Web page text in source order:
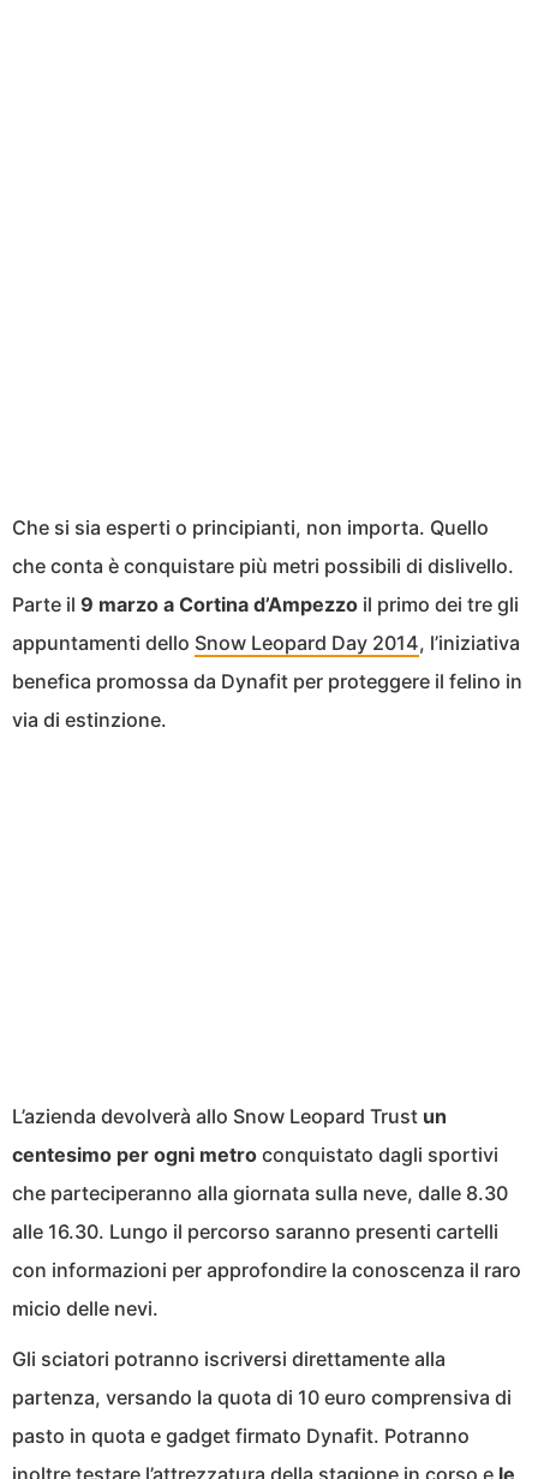
Che si sia esperti o principianti, non importa. Quello
che conta è conquistare più metri possibili di dislivello.
Parte il 9 marzo a Cortina d’Ampezzo il primo dei tre gli
appuntamenti dello Snow Leopard Day 2014, l’iniziativa
benefica promossa da Dynafit per proteggere il felino in
via di estinzione.
L’azienda devolverà allo Snow Leopard Trust un
centesimo per ogni metro conquistato dagli sportivi
che parteciperanno alla giornata sulla neve, dalle 8.30
alle 16.30. Lungo il percorso saranno presenti cartelli
con informazioni per approfondire la conoscenza il raro
micio delle nevi.
Gli sciatori potranno iscriversi direttamente alla
partenza, versando la quota di 10 euro comprensiva di
pasto in quota e gadget firmato Dynafit. Potranno